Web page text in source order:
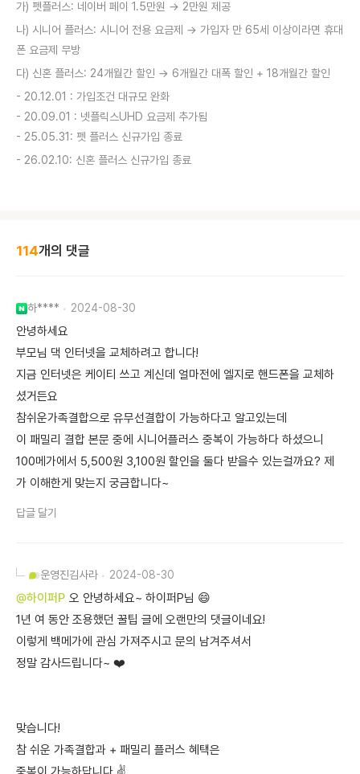
가) 펫플러스: 네이버 페이 1.5만원 → 2만원 제공
나) 시니어 플러스: 시니어 전용 요금제 → 가입자 만 65세 이상이라면 휴대
폰 요금제 무방
다) 신혼 플러스: 24개월간 할인 → 6개월간 대폭 할인 + 18개월간 할인
- 20.12.01 : 가입조건 대규모 완화
- 20.09.01 : 넷플릭스UHD 요금제 추가됨
- 25.05.31: 펫 플러스 신규가입 종료
- 26.02.10: 신혼 플러스 신규가입 종료
114개의 댓글
하**** 2024-08-30
안녕하세요
부모님 댁 인터넷을 교체하려고 합니다!
지금 인터넷은 케이티 쓰고 계신데 얼마전에 엘지로 핸드폰을 교체하
셨거든요
참쉬운가족결합으로 유무선결합이 가능하다고 알고있는데
이 패밀리 결합 본문 중에 시니어플러스 중복이 가능하다 하셨으니
100메가에서 5,500원 3,100원 할인을 둘다 받을수 있는걸까요? 제
가 이해한게 맞는지 궁금합니다~
답글 달기
운영진김사라 2024-08-30
@하이퍼P 오 안녕하세요~ 하이퍼P님 😄
1년 여 동안 조용했던 꿀팁 글에 오랜만의 댓글이네요!
이렇게 백메가에 관심 가져주시고 문의 남겨주셔서
정말 감사드립니다~ ❤️
맞습니다!
참 쉬운 가족결합과 + 패밀리 플러스 혜택은